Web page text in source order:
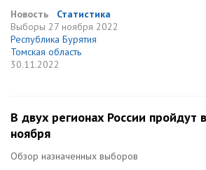
Новость
Статистика
Выборы 27 ноября 2022
Республика Бурятия
Томская область
30.11.2022
В двух регионах России пройдут
ноября
Обзор назначенных выборов